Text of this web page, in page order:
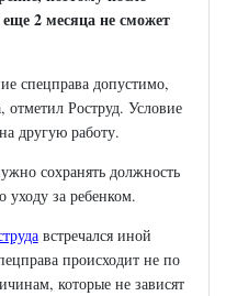
2 месяца не сможет
спецправа допустимо,
отметил Роструд. Условие
другую работу.
сохранять должность
уходу за ребенком.
встречался иной
происходит не по
которые не зависят